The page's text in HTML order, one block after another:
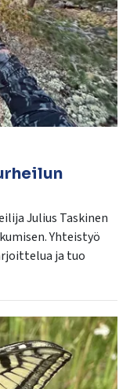
Julius Taskinen
Yhteistyö
ja tuo